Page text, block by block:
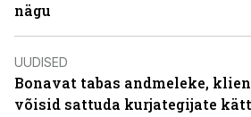
nägu
UUDISED
Bonavat tabas andmeleke,
võisid sattuda kurjategijate